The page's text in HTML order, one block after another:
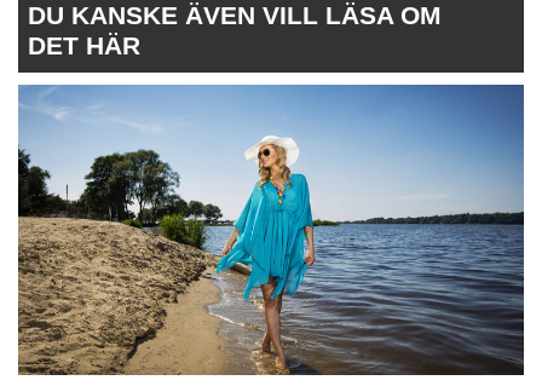
DU KANSKE ÄVEN VILL LÄSA OM
DET HÄR